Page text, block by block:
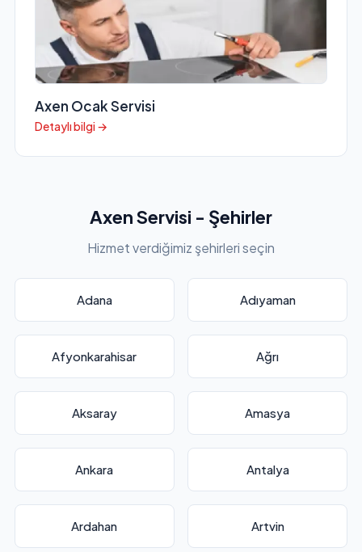
Axen Ocak Servisi
Detaylı bilgi →
Axen Servisi - Şehirler
Hizmet verdiğimiz şehirleri seçin
Adana Adıyaman
Afyonkarahisar Ağrı
Aksaray Amasya
Ankara Antalya
Ardahan Artvin